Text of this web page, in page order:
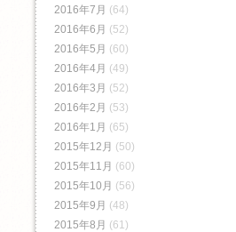
2016年7月 (64)
2016年6月 (52)
2016年5月 (60)
2016年4月 (49)
2016年3月 (52)
2016年2月 (53)
2016年1月 (65)
2015年12月 (50)
2015年11月 (60)
2015年10月 (56)
2015年9月 (48)
2015年8月 (61)